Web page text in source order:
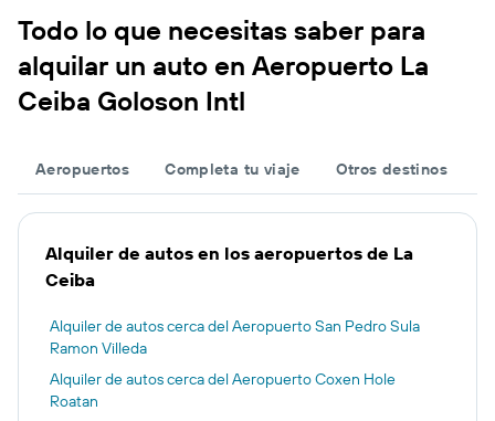
Todo lo que necesitas saber para
alquilar un auto en Aeropuerto La
Ceiba Goloson Intl
Aeropuertos Completa tu viaje Otros destinos
Alquiler de autos en los aeropuertos de La
Ceiba
Alquiler de autos cerca del Aeropuerto San Pedro Sula
Ramon Villeda
Alquiler de autos cerca del Aeropuerto Coxen Hole
Roatan